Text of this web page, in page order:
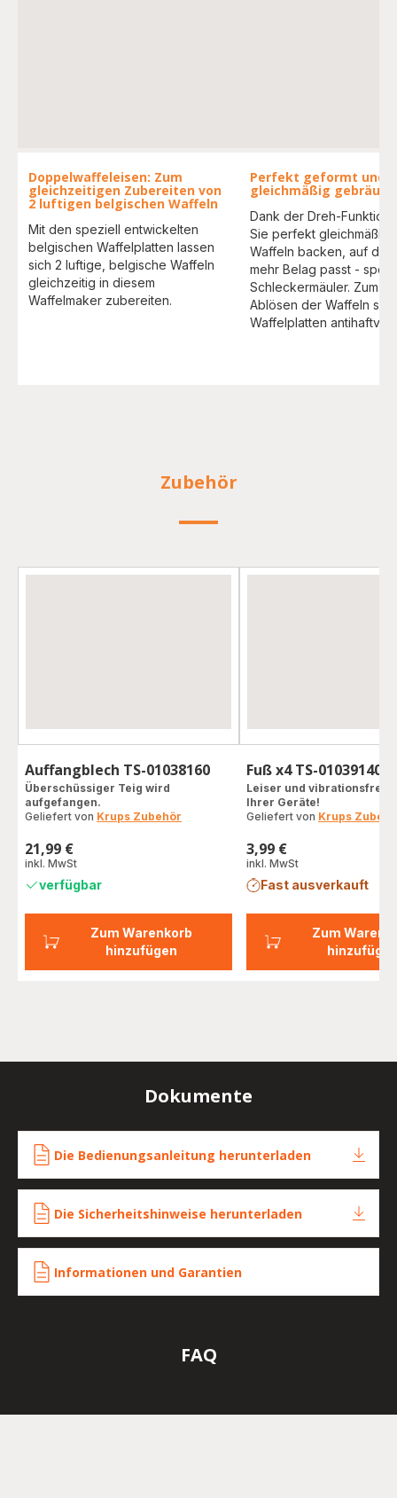
Doppelwaffeleisen: Zum
gleichzeitigen Zubereiten von
2 luftigen belgischen Waffeln
Mit den speziell entwickelten
belgischen Waffelplatten lassen
sich 2 luftige, belgische Waffeln
gleichzeitig in diesem
Waffelmaker zubereiten.
Perfekt geformt und
gleichmäßig gebräunt
Dank der Dreh-Funktion
Sie perfekt gleichmäßig
Waffeln backen, auf die
mehr Belag passt -
Schleckermäuler. Zum
Ablösen der Waffeln
Waffelplatten
Zubehör
Zum Warenkorb
hinzufügen
Auffangblech TS-01038160
Überschüssiger Teig wird
aufgefangen.
Geliefert von Krups Zubehör
Preis
21,99 €
inkl. MwSt
verfügbar
Zum
Fuß x4 TS-01039140
Leiser und
Ihrer Geräte!
Geliefert von Krups
Preis
3,99 €
inkl. MwSt
Fast ausverkauft
Dokumente
Die Bedienungsanleitung herunterladen
Die Sicherheitshinweise herunterladen
Informationen und Garantien
FAQ